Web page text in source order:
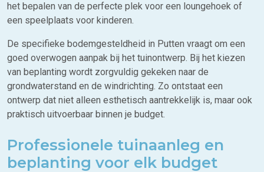
het bepalen van de perfecte plek voor een loungehoek of
een speelplaats voor kinderen.
De specifieke bodemgesteldheid in Putten vraagt om een
goed overwogen aanpak bij het tuinontwerp. Bij het kiezen
van beplanting wordt zorgvuldig gekeken naar de
grondwaterstand en de windrichting. Zo ontstaat een
ontwerp dat niet alleen esthetisch aantrekkelijk is, maar ook
praktisch uitvoerbaar binnen je budget.
Professionele tuinaanleg en
beplanting voor elk budget